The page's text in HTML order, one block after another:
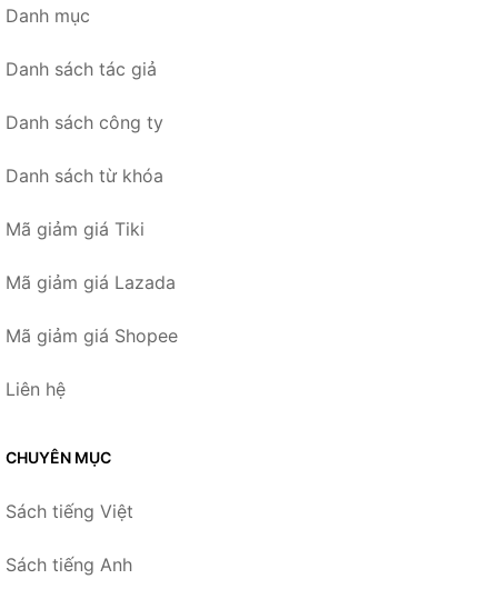
Danh mục
Danh sách tác giả
Danh sách công ty
Danh sách từ khóa
Mã giảm giá Tiki
Mã giảm giá Lazada
Mã giảm giá Shopee
Liên hệ
CHUYÊN MỤC
Sách tiếng Việt
Sách tiếng Anh